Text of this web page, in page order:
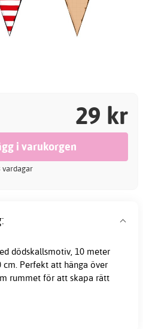
29 kr
vardagar
dödskallsmotiv, 10 meter
cm. Perfekt att hänga över
rummet för att skapa rätt